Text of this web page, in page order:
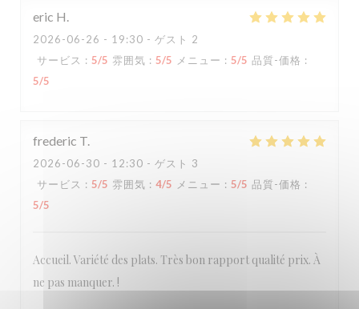
eric H
2026-06-26 - 19:30 - ゲスト 2
サービス : 5/5 雰囲気 : 5/5 メニュー : 5/5 品質-価格 :
5/5
frederic T
2026-06-30 - 12:30 - ゲスト 3
サービス : 5/5 雰囲気 : 4/5 メニュー : 5/5 品質-価格 :
5/5
Accueil. Variété des plats. Très bon rapport qualité prix. À
ne pas manquer. !